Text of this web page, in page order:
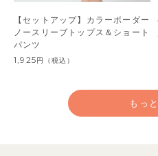
【セットアップ】カラーボーダー
ノースリーブトップス＆ショート
パンツ
1,925円 （税込）
もっ